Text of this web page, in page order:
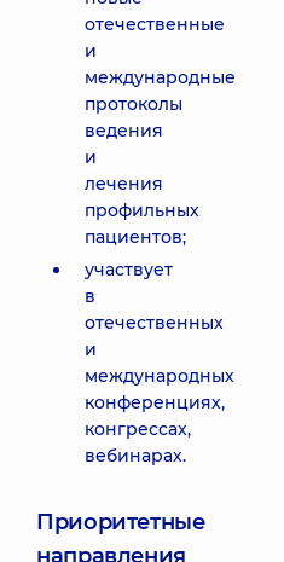
отечественные
и
международные
протоколы
ведения
и
лечения
профильных
пациентов;
участвует
в
отечественных
и
международных
конференциях,
конгрессах,
вебинарах.
Приоритетные
направления